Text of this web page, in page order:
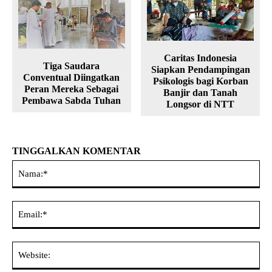
Tiga Saudara
Conventual Diingatkan
Peran Mereka Sebagai
Pembawa Sabda Tuhan
Caritas Indonesia
Siapkan Pendampingan
Psikologis bagi Korban
Banjir dan Tanah
Longsor di NTT
TINGGALKAN KOMENTAR